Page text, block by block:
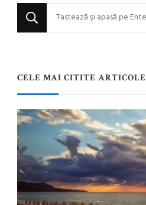
Cauți
ceva?
CELE MAI CITITE ARTICOLE